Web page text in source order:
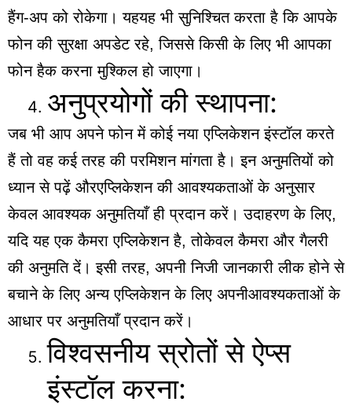
हैंग-अप को रोकेगा। यहयह भी सुनिश्चित करता है कि आपके
फोन की सुरक्षा अपडेट रहे, जिससे किसी के लिए भी आपका
फोन हैक करना मुश्किल हो जाएगा।
अनुप्रयोगों की स्थापना:
जब भी आप अपने फोन में कोई नया एप्लिकेशन इंस्टॉल करते
हैं तो वह कई तरह की परमिशन मांगता है। इन अनुमतियों को
ध्यान से पढ़ें औरएप्लिकेशन की आवश्यकताओं के अनुसार
केवल आवश्यक अनुमतियाँ ही प्रदान करें। उदाहरण के लिए,
यदि यह एक कैमरा एप्लिकेशन है, तोकेवल कैमरा और गैलरी
की अनुमति दें। इसी तरह, अपनी निजी जानकारी लीक होने से
बचाने के लिए अन्य एप्लिकेशन के लिए अपनीआवश्यकताओं के
आधार पर अनुमतियाँ प्रदान करें।
विश्वसनीय स्रोतों से ऐप्स
इंस्टॉल करना: